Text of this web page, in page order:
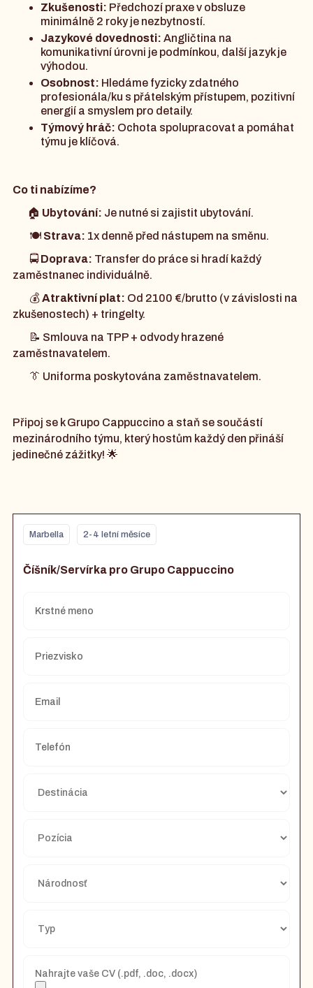
Marbella 2-4 letní měsíce
Číšník/Servírka pro Grupo Cappuccino
Nahrajte vaše CV (.pdf, .doc, .docx)
Zkušenosti: Předchozí praxe v obsluze
minimálně 2 roky je nezbytností.
Jazykové dovednosti: Angličtina na
komunikativní úrovni je podmínkou, další jazyk je
výhodou.
Osobnost: Hledáme fyzicky zdatného
profesionála/ku s přátelským přístupem, pozitivní
energií a smyslem pro detaily.
Týmový hráč: Ochota spolupracovat a pomáhat
týmu je klíčová.
Co ti nabízíme?
🏠 Ubytování: Je nutné si zajistit ubytování.
🍽 Strava: 1x denně před nástupem na směnu.
🚍 Doprava: Transfer do práce si hradí každý
zaměstnanec individuálně.
💰Atraktivní plat: Od 2100 €/brutto (v závislosti na
zkušenostech) + tringelty.
📝 Smlouva na TPP + odvody hrazené
zaměstnavatelem.
👔 Uniforma poskytována zaměstnavatelem.
Připoj se k Grupo Cappuccino a staň se součástí
mezinárodního týmu, který hostům každý den přináší
jedinečné zážitky! 🌟